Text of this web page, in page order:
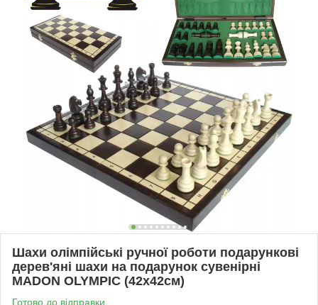
Шахи олімпійські ручної роботи подарункові
дерев'яні шахи на подарунок сувенірні
MADON OLYMPIC (42x42см)
Готово до відправки